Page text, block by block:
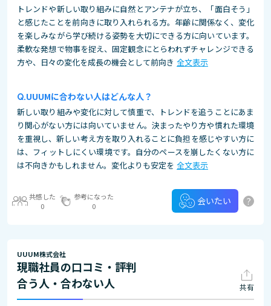
トレンドや新しい取り組みに自然とアンテナが立ち、「面白そう」
と感じたことを前向きに取り入れられる方。年齢に関係なく、変化
を楽しみながら学び続ける姿勢を大切にできる方に向いています。
柔軟な発想で物事を捉え、固定観念にとらわれずチャレンジできる
方や、日々の変化を成長の機会として前向き 全文表示
UUUMに合わない人はどんな人？
新しい取り組みや変化に対して慎重で、トレンドを追うことにあま
り関心がない方には向いていません。決まったやり方や慣れた環境
を重視し、新しい考え方を取り入れることに負担を感じやすい方に
は、フィットしにくい環境です。自分のペースを崩したくない方に
は不向きかもしれません。変化よりも安定を 全文表示
共感した
0
参考になった
0
会いたい ?
UUUM株式会社
現職社員の口コミ・評判
合う人・合わない人
共有